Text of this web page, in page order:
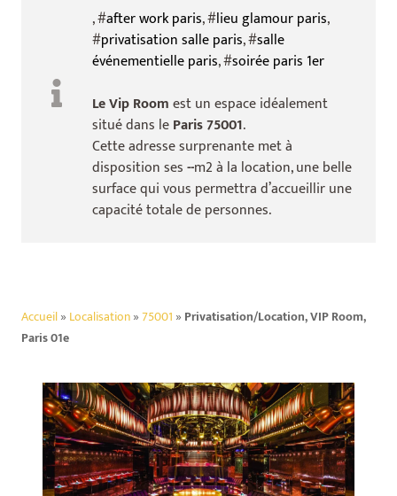
, #after work paris, #lieu glamour paris,
#privatisation salle paris, #salle
événementielle paris, #soirée paris 1er
Le Vip Roomest un espace idéalement
situé dans leParis 75001.
Cette adresse surprenante met à
disposition ses--m2 à la location, une belle
surface qui vous permettra d’accueillir une
capacité totale depersonnes.
Accueil» Localisation»75001 » Privatisation/Location, VIP Room,
Paris 01e